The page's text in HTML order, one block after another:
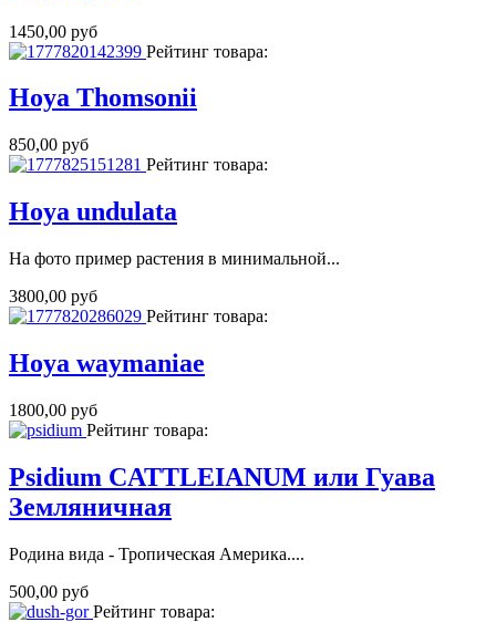
1450,00 руб
Рейтинг товара:
Hoya Thomsonii
850,00 руб
Рейтинг товара:
Hoya undulata
На фото пример растения в минимальной...
3800,00 руб
Рейтинг товара:
Hoya waymaniae
1800,00 руб
Рейтинг товара:
Psidium CATTLEIANUM или Гуава
Земляничная
Родина вида - Тропическая Америка....
500,00 руб
Рейтинг товара: